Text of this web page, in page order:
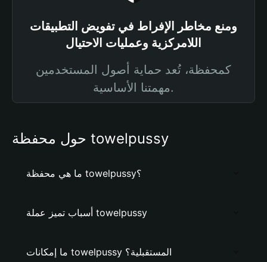
ومنع مخاطر الإفراط في تفويض التطبيقات
اللامركزية وعمليات الاحتيال
كمحفظة، تُعد حماية أصول المستخدمين
مهمتنا الأساسية.
حول محفظة towelpussy
ما هي محفظة towelpussy؟
أسباب تميز عملة towelpussy
ما إمكانات towelpussy المستقبلية؟